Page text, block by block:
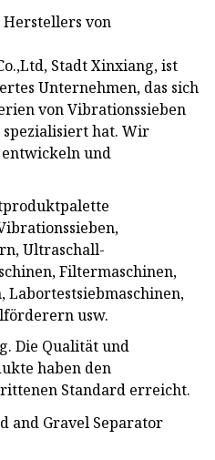
von
Stadt Xinxiang, ist
Unternehmen, das sich
von Vibrationssieben
hat. Wir
und
Ultraschall-
Filtermaschinen,
Labortestsiebmaschinen,
usw.
Die Qualität und
haben den
Standard erreicht.